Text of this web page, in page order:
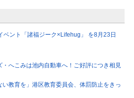
ント「諸福ジーク×Lifehug」 を8月23日
・へこみは池内自動車へ！ご好評につき相見
教育を」港区教育委員会、体罰防止をきっ